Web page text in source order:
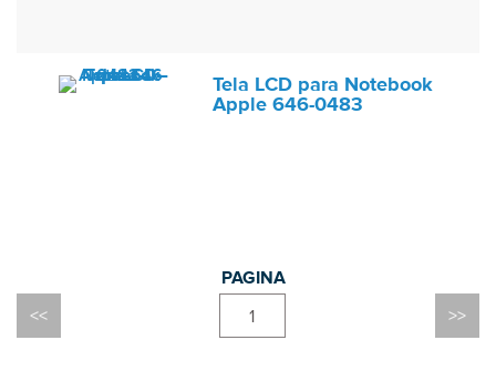
Tela LCD para Notebook
Apple 646-0483
1